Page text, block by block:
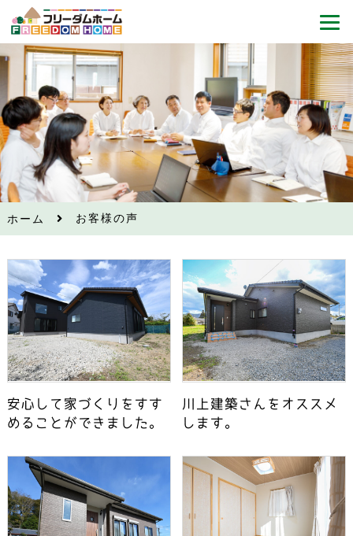
ホーム お客様の声
安心して家づくりをすす
めることができました。
川上建築さんをオススメ
します。